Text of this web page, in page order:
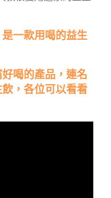
一款用喝的益生
喝的產品，連名
，各位可以看看